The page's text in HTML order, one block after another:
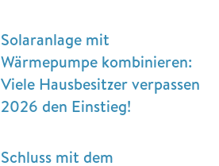
Solaranlage mit
Wärmepumpe kombinieren:
Viele Hausbesitzer verpassen
2026 den Einstieg!
Schluss mit dem